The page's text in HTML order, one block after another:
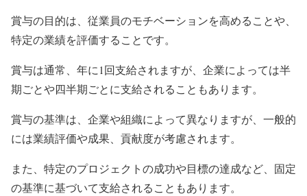
賞与の目的は、従業員のモチベーションを高めることや、
特定の業績を評価することです。
賞与は通常、年に1回支給されますが、企業によっては半
期ごとや四半期ごとに支給されることもあります。
賞与の基準は、企業や組織によって異なりますが、一般的
には業績評価や成果、貢献度が考慮されます。
また、特定のプロジェクトの成功や目標の達成など、固定
の基準に基づいて支給されることもあります。